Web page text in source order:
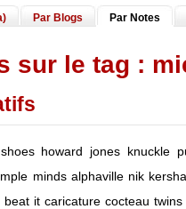
Par Blogs Par Notes
sur le tag :
howard jones knuckle
minds alphaville nik
beat it caricature cocteau twins